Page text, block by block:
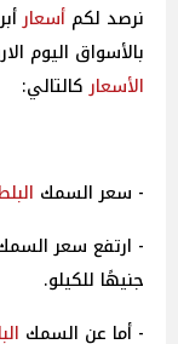
أسعار
بالأسواق اليوم الاربعاء 21/5/2025 بسوق
الأسعاركالتالي:
- سعر السمك
- ارتفع سعر
جنيهًا للكيلو.
- أما عن السمك